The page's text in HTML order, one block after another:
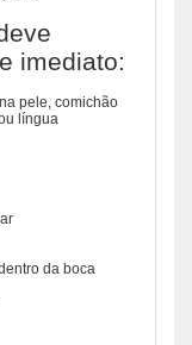
imediato:
pele, comichão
língua
da boca